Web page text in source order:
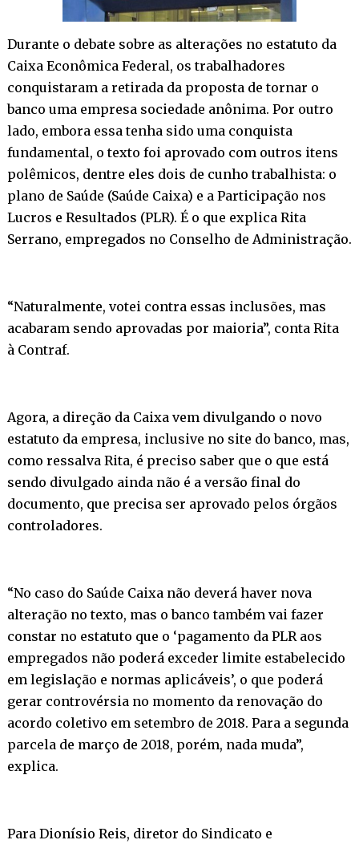
Durante o debate sobre as alterações no estatuto da
Caixa Econômica Federal, os trabalhadores
conquistaram a retirada da proposta de tornar o
banco uma empresa sociedade anônima. Por outro
lado, embora essa tenha sido uma conquista
fundamental, o texto foi aprovado com outros itens
polêmicos, dentre eles dois de cunho trabalhista: o
plano de Saúde (Saúde Caixa) e a Participação nos
Lucros e Resultados (PLR). É o que explica Rita
Serrano, empregados no Conselho de Administração.
“Naturalmente, votei contra essas inclusões, mas
acabaram sendo aprovadas por maioria”, conta Rita
à Contraf.
Agora, a direção da Caixa vem divulgando o novo
estatuto da empresa, inclusive no site do banco, mas,
como ressalva Rita, é preciso saber que o que está
sendo divulgado ainda não é a versão final do
documento, que precisa ser aprovado pelos órgãos
controladores.
“No caso do Saúde Caixa não deverá haver nova
alteração no texto, mas o banco também vai fazer
constar no estatuto que o ‘pagamento da PLR aos
empregados não poderá exceder limite estabelecido
em legislação e normas aplicáveis’, o que poderá
gerar controvérsia no momento da renovação do
acordo coletivo em setembro de 2018. Para a segunda
parcela de março de 2018, porém, nada muda”,
explica.
Para Dionísio Reis, diretor do Sindicato e